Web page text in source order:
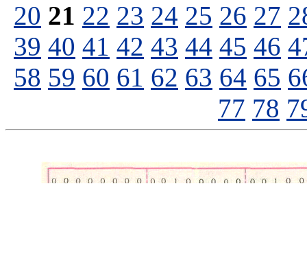
20 21 22 23 24 25 26 27
39 40 41 42 43 44 45 46
58 59 60 61 62 63 64 65
77 78